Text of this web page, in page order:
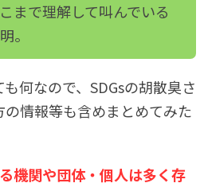
まで理解して叫んでいる
。
何なので、SDGsの胡散臭さ
情報等も含めまとめてみた
機関や団体・個人は多く存